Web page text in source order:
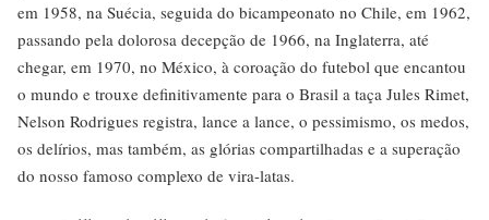
em 1958, na Suécia, seguida do bicampeonato no Chile, em 1962,
passando pela dolorosa decepção de 1966, na Inglaterra, até
chegar, em 1970, no México, à coroação do futebol que encantou
o mundo e trouxe definitivamente para o Brasil a taça Jules Rimet,
Nelson Rodrigues registra, lance a lance, o pessimismo, os medos,
os delí­rios, mas também, as glórias compartilhadas e a superação
do nosso famoso complexo de vira-latas.